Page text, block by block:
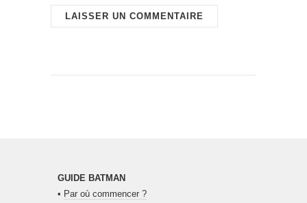
GUIDE BATMAN
• Par où commencer ?